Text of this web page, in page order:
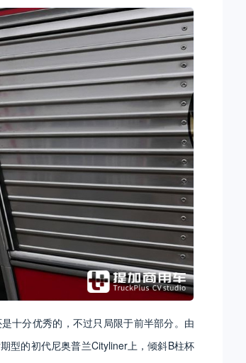
十分优秀的，不过只局限于前半部分。由
型的初代尼奥普兰Cityliner上，倾斜B柱杯